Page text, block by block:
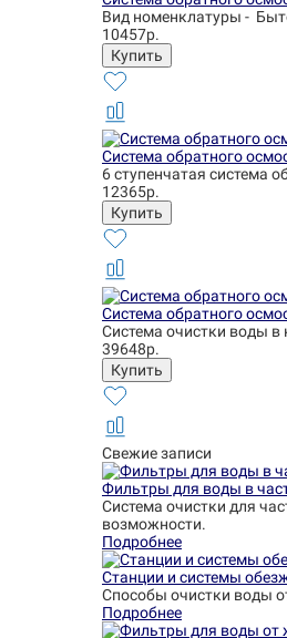
Вид номенклатуры -
10457р.
Система обратного
6 ступенчатая система
12365р.
Система обратного
Система очистки воды в
39648р.
Свежие записи
Фильтры для воды в
Система очистки для
возможности.
Подробнее
Станции и системы
Способы очистки воды
Подробнее